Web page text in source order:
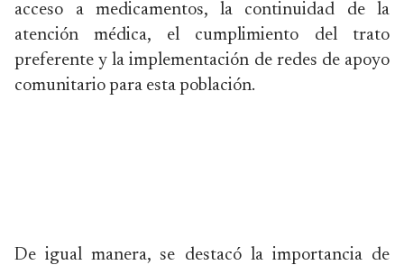
acceso a medicamentos, la continuidad de la
atención médica, el cumplimiento del trato
preferente y la implementación de redes de apoyo
comunitario para esta población.
De igual manera, se destacó la importancia de